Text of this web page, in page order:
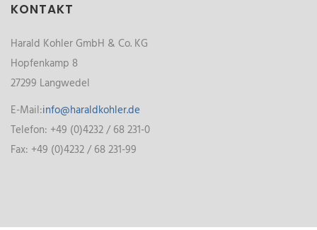
KONTAKT
Harald Kohler GmbH & Co. KG
Hopfenkamp 8
27299 Langwedel
E-Mail:info@haraldkohler.de
Telefon: +49 (0)4232 / 68 231-0
Fax: +49 (0)4232 / 68 231-99